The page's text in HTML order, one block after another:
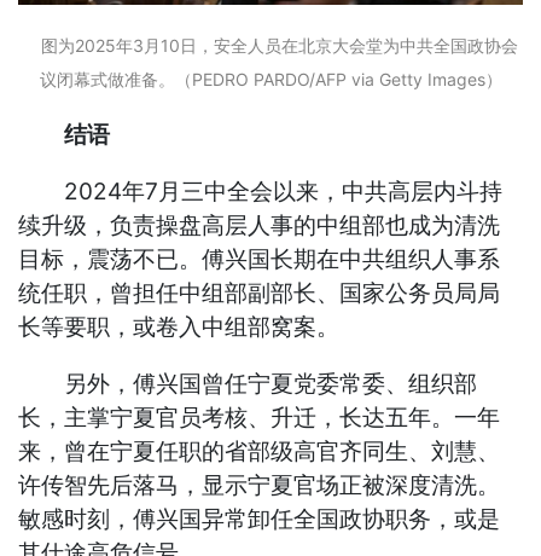
图为2025年3月10日，安全人员在北京大会堂为中共全国政协会
议闭幕式做准备。（PEDRO PARDO/AFP via Getty Images）
结语
2024年7月三中全会以来，中共高层内斗持
续升级，负责操盘高层人事的中组部也成为清洗
目标，震荡不已。傅兴国长期在中共组织人事系
统任职，曾担任中组部副部长、国家公务员局局
长等要职，或卷入中组部窝案。
另外，傅兴国曾任宁夏党委常委、组织部
长，主掌宁夏官员考核、升迁，长达五年。一年
来，曾在宁夏任职的省部级高官齐同生、刘慧、
许传智先后落马，显示宁夏官场正被深度清洗。
敏感时刻，傅兴国异常卸任全国政协职务，或是